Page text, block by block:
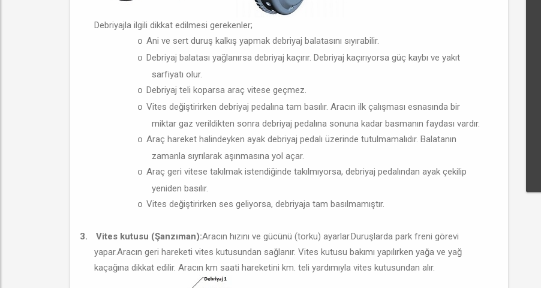
Debriyajla ilgili dikkat edilmesi gerekenler;
o Ani ve sert duruş kalkış yapmak debriyaj balatasını sıyırabilir.
o Debriyaj balatası yağlanırsa debriyaj kaçırır. Debriyaj kaçırıyorsa güç kaybı ve yakıt
sarfiyatı olur.
o Debriyaj teli koparsa araç vitese geçmez.
o Vites değiştirirken debriyaj pedalına tam basılır. Aracın ilk çalışması esnasında bir
miktar gaz verildikten sonra debriyaj pedalına sonuna kadar basmanın faydası vardır.
o Araç hareket halindeyken ayak debriyaj pedalı üzerinde tutulmamalıdır. Balatanın
zamanla sıyrılarak aşınmasına yol açar.
o Araç geri vitese takılmak istendiğinde takılmıyorsa, debriyaj pedalından ayak çekilip
yeniden basılır.
o Vites değiştirirken ses geliyorsa, debriyaja tam basılmamıştır.
3. Vites kutusu (Şanzıman):Aracın hızını ve gücünü (torku) ayarlar.Duruşlarda park freni görevi
yapar.Aracın geri hareketi vites kutusundan sağlanır. Vites kutusu bakımı yapılırken yağa ve yağ
kaçağına dikkat edilir. Aracın km saati hareketini km. teli yardımıyla vites kutusundan alır.